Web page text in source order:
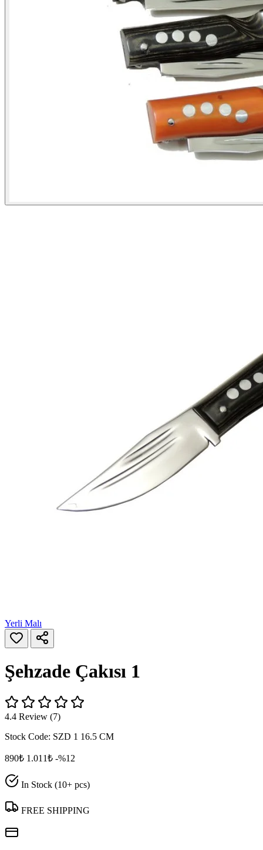
Yerli Malı
Şehzade Çakısı 1
4.4 Review (7)
Stock Code: SZD 1 16.5 CM
890₺ 1.011₺ -%12
In Stock (10+ pcs)
FREE SHIPPING